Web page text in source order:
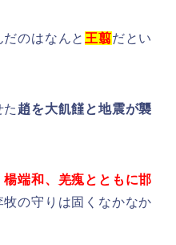
のはなんと 王翦だとい
趙を大飢饉と地震が襲
楊端和、羌瘣とともに邯
牧の守りは固くなかなか